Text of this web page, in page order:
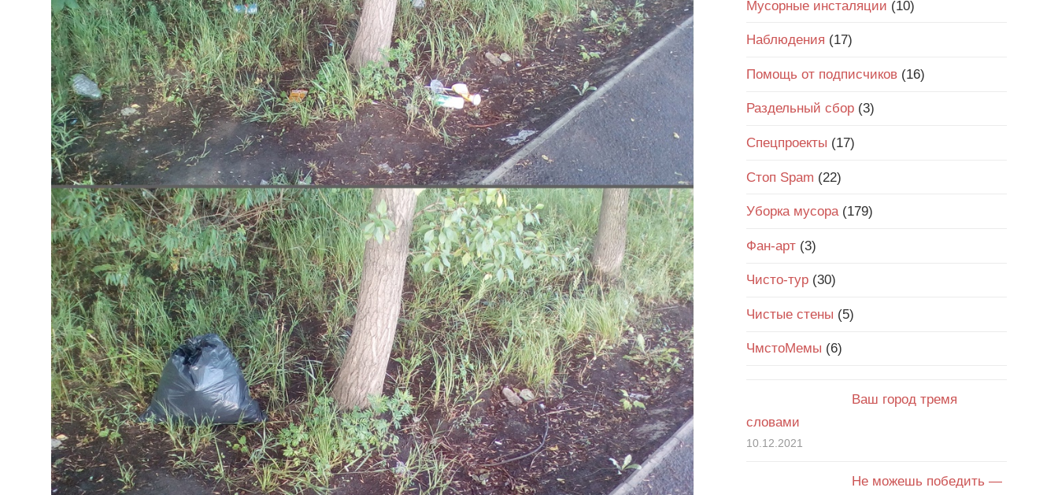
Мусорные инсталяции (10)
Наблюдения (17)
Помощь от подписчиков (16)
Раздельный сбор (3)
Спецпроекты (17)
Стоп Spam (22)
Уборка мусора(179)
Фан-арт (3)
Чисто-тур (30)
Чистые стены (5)
ЧмстоМемы (6)
Ваш город тремя
словами
10.12.2021
Не можешь победить —